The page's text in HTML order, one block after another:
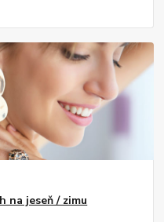
na jeseň / zimu